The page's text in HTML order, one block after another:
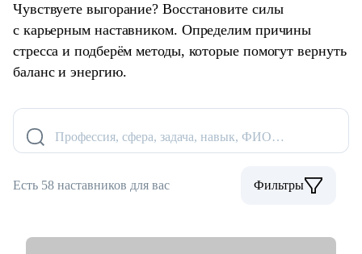
Чувствуете выгорание? Восстановите силы
с карьерным наставником. Определим причины
стресса и подберём методы, которые помогут вернуть
баланс и энергию.
Профессия, сфера, задача, навык, ФИО…
Есть 58 наставников для вас Фильтры